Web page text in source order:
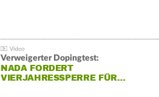
Verweigerter Dopingtest:
NADA FORDERT
VIERJAHRESSPERRE FÜR…